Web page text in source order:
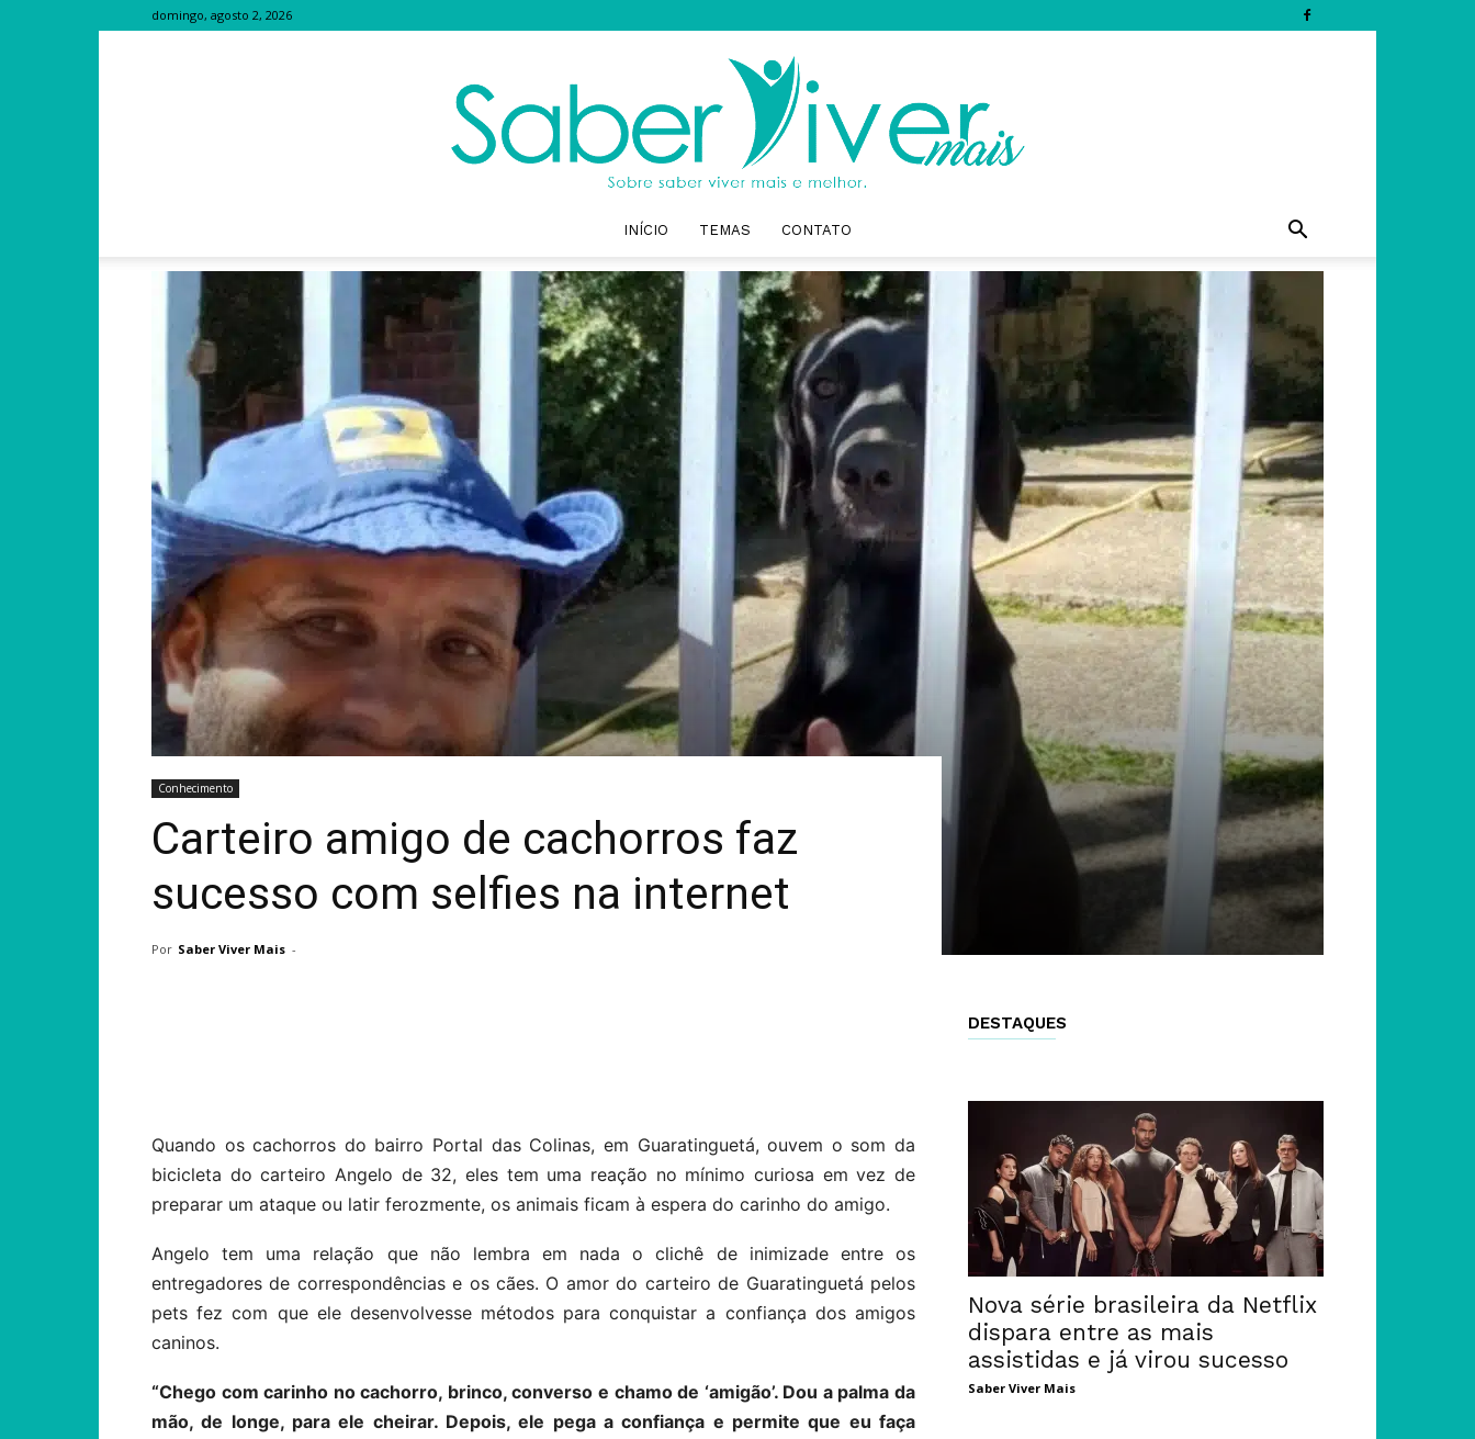
domingo, agosto 2, 2026
Saber
Viver
INÍCIO TEMAS CONTATO
Conhecimento
Carteiro amigo de cachorros faz
sucesso com selfies na internet
Por Saber Viver Mais -
Quando os cachorros do bairro Portal das Colinas, em Guaratinguetá, ouvem o som da
bicicleta do carteiro Angelo de 32, eles tem uma reação no mínimo curiosa em vez de
preparar um ataque ou latir ferozmente, os animais ficam à espera do carinho do amigo.
Angelo tem uma relação que não lembra em nada o clichê de inimizade entre os
entregadores de correspondências e os cães. O amor do carteiro de Guaratinguetá pelos
pets fez com que ele desenvolvesse métodos para conquistar a confiança dos amigos
caninos.
“Chego com carinho no cachorro, brinco, converso e chamo de ‘amigão’. Dou a palma da
mão, de longe, para ele cheirar. Depois, ele pega a confiança e permite que eu faça
DESTAQUES
Nova série brasileira da Netflix
dispara entre as mais
assistidas e já virou sucesso
Saber Viver Mais